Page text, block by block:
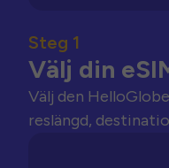
Steg 1
Välj din
Välj den
reslängd,